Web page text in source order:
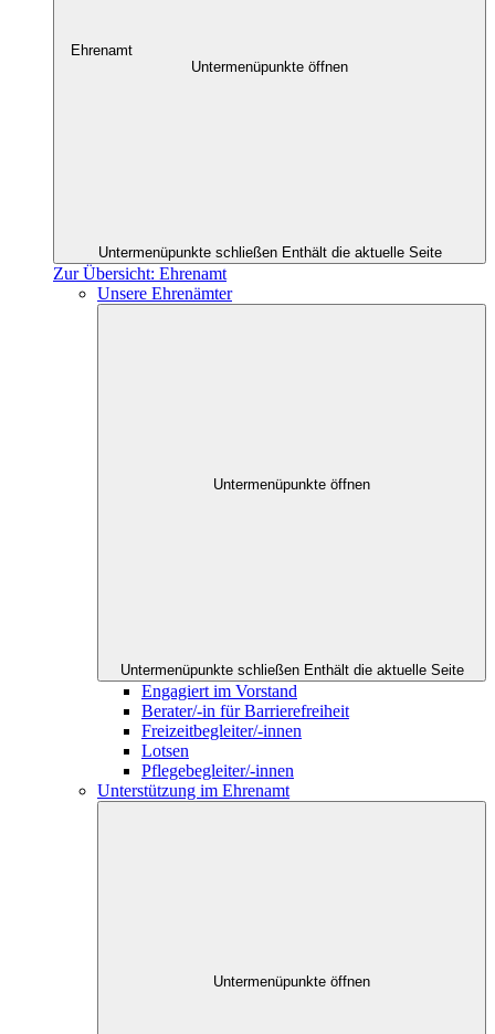
Ehrenamt
Untermenüpunkte öffnen
Untermenüpunkte schließen Enthält die aktuelle Seite
Zur Übersicht: Ehrenamt
Unsere Ehrenämter
Untermenüpunkte öffnen
Untermenüpunkte schließen Enthält die aktuelle Seite
Engagiert im Vorstand
Berater/-in für Barrierefreiheit
Freizeitbegleiter/-innen
Lotsen
Pflegebegleiter/-innen
Unterstützung im Ehrenamt
Untermenüpunkte öffnen